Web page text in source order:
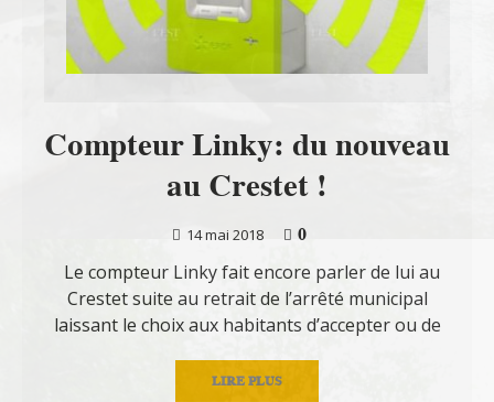
Compteur Linky: du nouveau
au Crestet !
14 mai 2018
0
Le compteur Linky fait encore parler de lui au
Crestet suite au retrait de l’arrêté municipal
laissant le choix aux habitants d’accepter ou de
LIRE PLUS